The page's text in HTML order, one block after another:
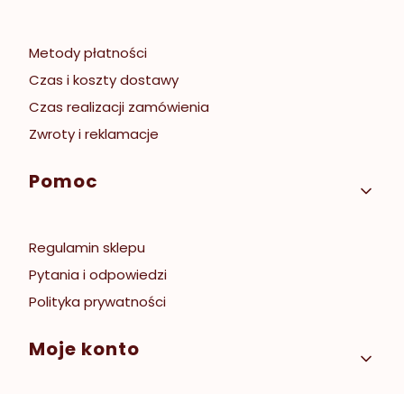
Metody płatności
Czas i koszty dostawy
Czas realizacji zamówienia
Zwroty i reklamacje
Pomoc
Regulamin sklepu
Pytania i odpowiedzi
Polityka prywatności
Moje konto